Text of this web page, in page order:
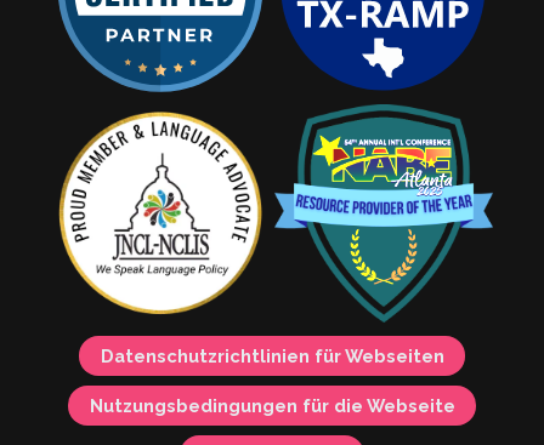
Datenschutzrichtlinien für Webseiten
Nutzungsbedingungen für die Webseite